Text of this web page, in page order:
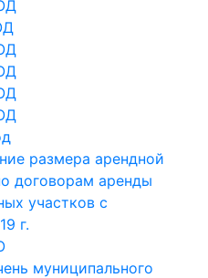
размера арендной
договорам аренды
участков с
г.
муниципального